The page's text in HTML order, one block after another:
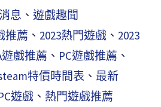
息 、遊戲趣聞
推薦 、 2023熱門遊戲 、 2023
遊戲推薦 、 PC遊戲推薦 、
特價時間表 、 最新
遊戲 、 熱門遊戲推薦